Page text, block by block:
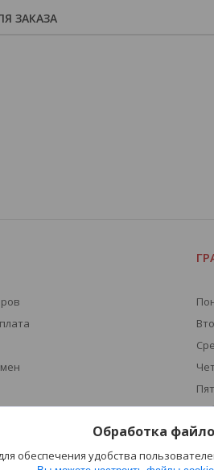
ЗАКАЗА
Обработка
обеспечения удобства